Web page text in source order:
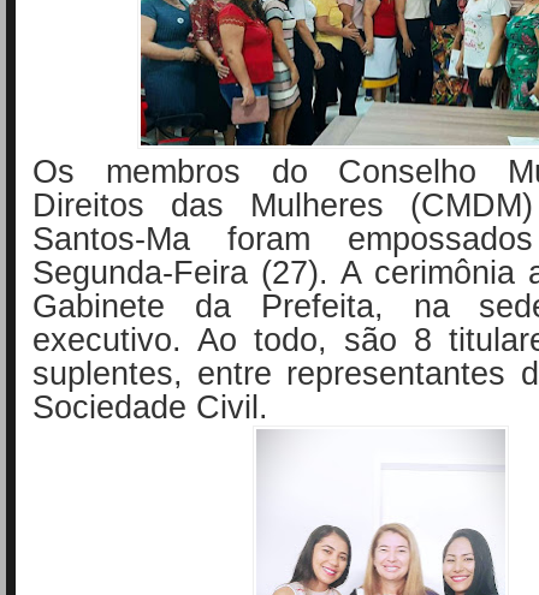
Os membros do Conselho
Direitos das Mulheres
Santos-Ma foram
Segunda-Feira (27). A cerimônia
Gabinete da Prefeita, na
executivo. Ao todo, são 8
suplentes, entre representantes
Sociedade Civil.